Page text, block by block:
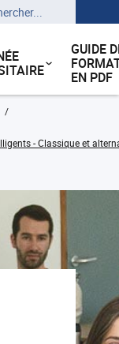
GUIDE
EN PDF
- Classique et